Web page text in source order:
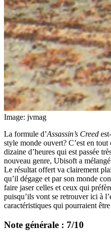
Image: jvmag
La formule d’Assassin’s Creed
style monde ouvert? C’est en
dizaine d’heures qui est passée
nouveau genre, Ubisoft a mélangé
Le résultat offert va clairement
qu’il dégage et par son monde
faire jaser celles et ceux qui
puisqu’ils vont se retrouver ici à
caractéristiques qui pourraient
Note générale : 7/10